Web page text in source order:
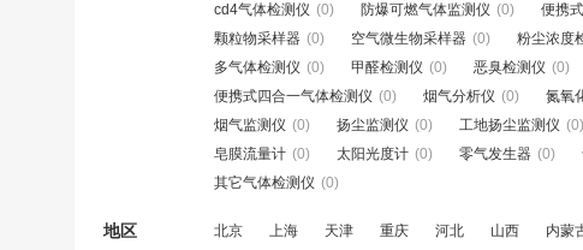
cd4气体检测仪 (0) 防爆可燃气体监测仪 (0) 便携
颗粒物采样器 (0) 空气微生物采样器 (0) 粉尘浓度
多气体检测仪 (0) 甲醛检测仪 (0) 恶臭检测仪 (0)
便携式四合一气体检测仪 (0) 烟气分析仪 (0) 氮氧
烟气监测仪 (0) 扬尘监测仪 (0) 工地扬尘监测仪 (0)
皂膜流量计 (0) 太阳光度计 (0) 零气发生器 (0)
其它气体检测仪 (0)
地区 北京 上海 天津 重庆 河北 山西 内蒙